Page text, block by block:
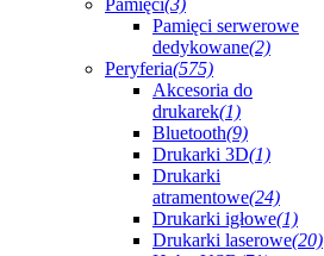
Pamięci(3)
Pamięci serwerowe
dedykowane(2)
Peryferia(575)
Akcesoria do
drukarek(1)
Bluetooth(9)
Drukarki 3D(1)
Drukarki
atramentowe(24)
Drukarki igłowe(1)
Drukarki laserowe(20)